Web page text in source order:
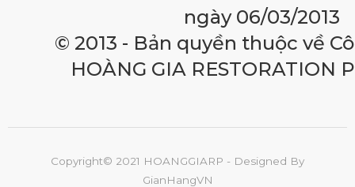
ngày 06/03/2013
© 2013 - Bản quyền thuộc về
HOÀNG GIA RESTORATION
Copyright© 2021 HOANGGIARP - Designed By
GianHangVN